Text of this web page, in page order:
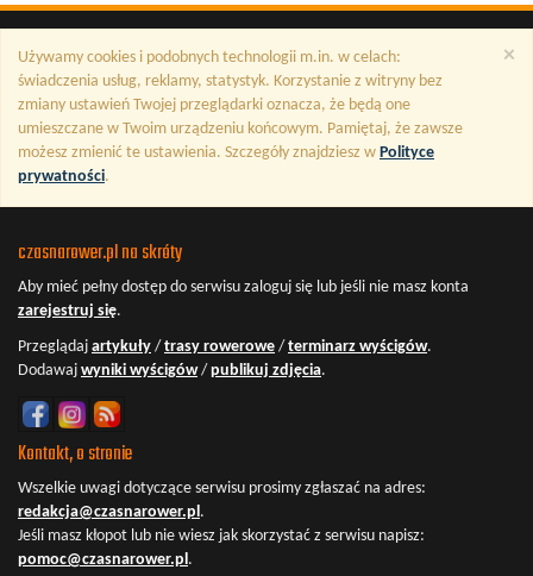
×
Używamy cookies i podobnych technologii m.in. w celach:
świadczenia usług, reklamy, statystyk. Korzystanie z witryny bez
zmiany ustawień Twojej przeglądarki oznacza, że będą one
umieszczane w Twoim urządzeniu końcowym. Pamiętaj, że zawsze
możesz zmienić te ustawienia. Szczegóły znajdziesz w Polityce
prywatności.
czasnarower.pl na skróty
Aby mieć pełny dostęp do serwisu zaloguj się lub jeśli nie masz konta
zarejestruj się.
Przeglądaj artykuły / trasy rowerowe / terminarz wyścigów.
Dodawaj wyniki wyścigów/ publikuj zdjęcia.
Kontakt, o stronie
Wszelkie uwagi dotyczące serwisu prosimy zgłaszać na adres:
redakcja@czasnarower.pl.
Jeśli masz kłopot lub nie wiesz jak skorzystać z serwisu napisz:
pomoc@czasnarower.pl.